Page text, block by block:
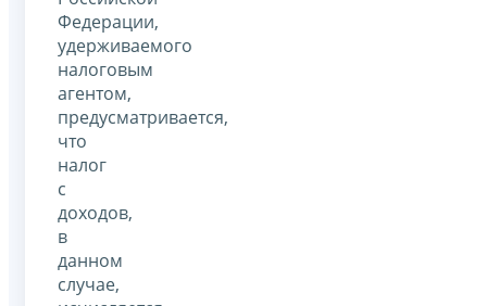
Федерации,
удерживаемого
налоговым
агентом,
предусматривается,
что
налог
с
доходов,
в
данном
случае,